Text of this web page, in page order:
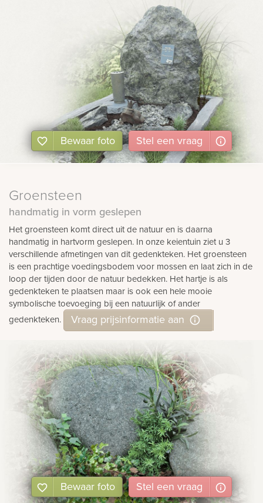
Bewaar foto Stel een vraag
Groensteen
handmatig in vorm geslepen
Het groensteen komt direct uit de natuur en is daarna
handmatig in hartvorm geslepen. In onze keientuin ziet u 3
verschillende afmetingen van dit gedenkteken. Het groensteen
is een prachtige voedingsbodem voor mossen en laat zich in de
loop der tijden door de natuur bedekken. Het hartje is als
gedenkteken te plaatsen maar is ook een hele mooie
symbolische toevoeging bij een natuurlijk of ander
gedenkteken.
Vraag prijsinformatie aan
Bewaar foto Stel een vraag